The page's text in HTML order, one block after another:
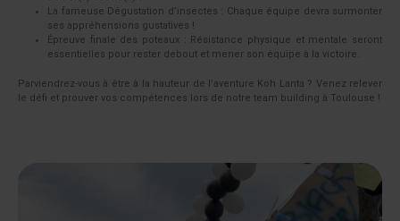
La fameuse Dégustation d’insectes : Chaque équipe devra surmonter
ses appréhensions gustatives !
Épreuve finale des poteaux : Résistance physique et mentale seront
essentielles pour rester debout et mener son équipe à la victoire.
Parviendrez-vous à être à la hauteur de l’aventure Koh Lanta ? Venez relever
le défi et prouver vos compétences lors de notre team building à Toulouse !